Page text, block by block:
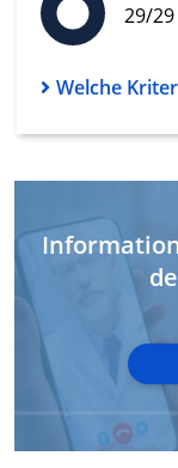
29/
Welche
Entwicklung und
Angebote
Verwendung
von Inhalten
IAB-Besonderheiten:
Verwendung
Geräte anhand
Informationen
Nicht-IAB-
Performance
Funktional